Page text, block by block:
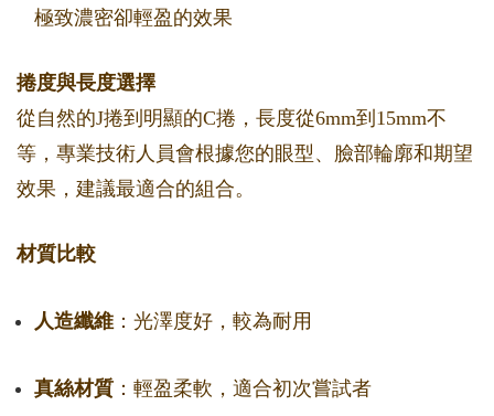
極致濃密卻輕盈的效果
捲度與長度選擇
從自然的J捲到明顯的C捲，長度從6mm到15mm不
等，專業技術人員會根據您的眼型、臉部輪廓和期望
效果，建議最適合的組合。
材質比較
人造纖維 ：光澤度好，較為耐用
真絲材質 ：輕盈柔軟，適合初次嘗試者